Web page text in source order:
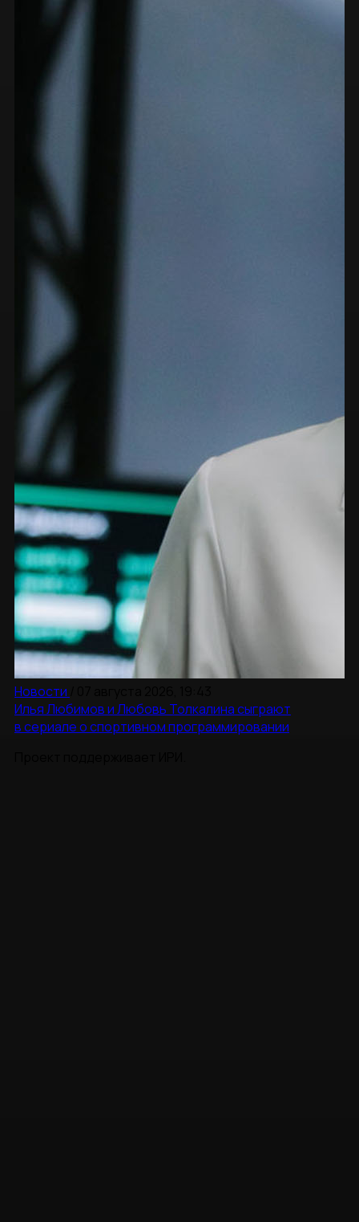
Новости
Илья Любимов и Любовь Толкалина сыграют
в сериале о спортивном программировании